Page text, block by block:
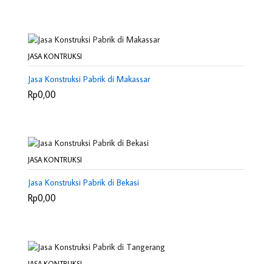
JASA KONTRUKSI
Jasa Konstruksi Pabrik di Makassar
Rp0,00
JASA KONTRUKSI
Jasa Konstruksi Pabrik di Bekasi
Rp0,00